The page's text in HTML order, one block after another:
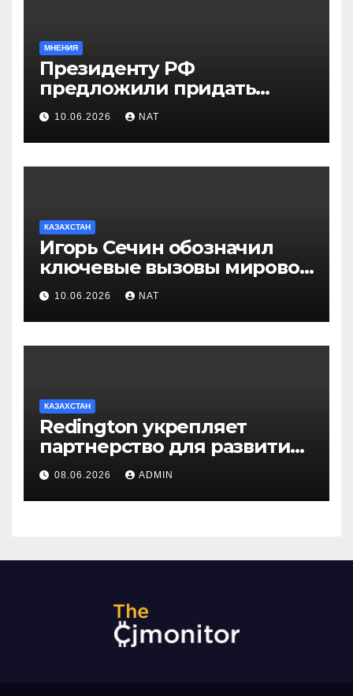
МНЕНИЯ
Президенту РФ
предложили придать
празднику Навруз
общенациональный статус
10.06.2026 NAT
КАЗАХСТАН
Игорь Сечин обозначил
ключевые вызовы мировой
энергетики и экономики
10.06.2026 NAT
КАЗАХСТАН
Redington укрепляет
партнерство для развития
цифрового будущего
Центральной Азии на
GITEX Kazakhstan
08.06.2026 ADMIN